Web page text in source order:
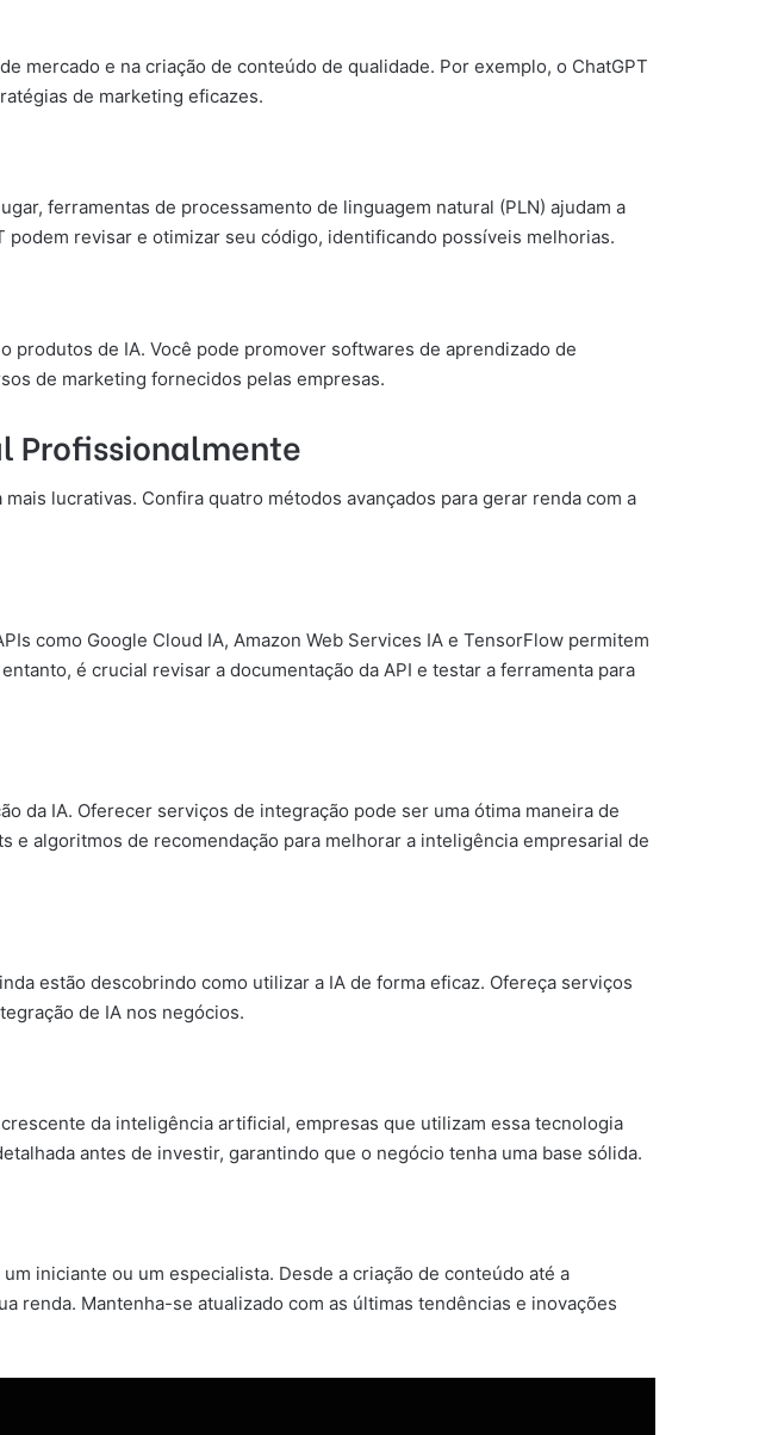
mercado e na criação de conteúdo de qualidade. Por exemplo, o ChatGPT
de marketing eficazes.
ferramentas de processamento de linguagem natural (PLN) ajudam a
revisar e otimizar seu código, identificando possíveis melhorias.
produtos de IA. Você pode promover softwares de aprendizado de
de marketing fornecidos pelas empresas.
Profissionalmente
lucrativas. Confira quatro métodos avançados para gerar renda com a
como Google Cloud IA, Amazon Web Services IA e TensorFlow permitem
é crucial revisar a documentação da API e testar a ferramenta para
da IA. Oferecer serviços de integração pode ser uma ótima maneira de
algoritmos de recomendação para melhorar a inteligência empresarial de
estão descobrindo como utilizar a IA de forma eficaz. Ofereça serviços
de IA nos negócios.
da inteligência artificial, empresas que utilizam essa tecnologia
antes de investir, garantindo que o negócio tenha uma base sólida.
iniciante ou um especialista. Desde a criação de conteúdo até a
renda. Mantenha-se atualizado com as últimas tendências e inovações